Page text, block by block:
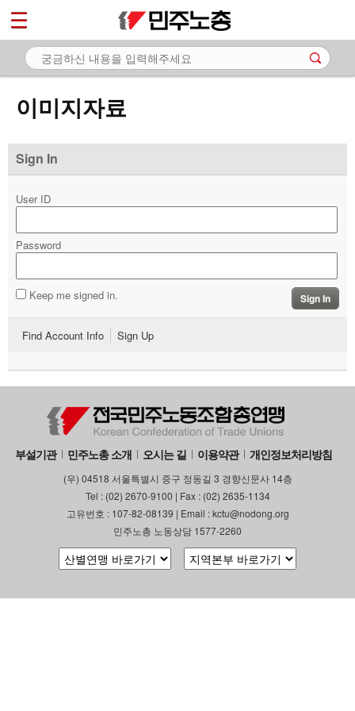
이미지자료
Sign In
User ID
Password
Keep me signed in. Sign In
Find Account Info Sign Up
부설기관 민주노총 소개 오시는 길 이용약관 개인정보처리방침
(우) 04518 서울특별시 중구 정동길 3 경향신문사 14층
Tel : (02) 2670-9100 | Fax : (02) 2635-1134
고유번호 : 107-82-08139 | Email : kctu@nodong.org
민주노총 노동상담 1577-2260
마이페이지
소개
노동상담
자료
- 미디어자료
- 카드뉴스
부설기관